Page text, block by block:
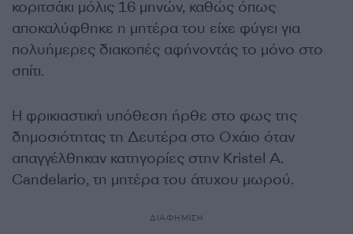
κοριτσάκι μόλις 16 μηνών, καθώς όπως
αποκαλύφθηκε η μητέρα του είχε φύγει για
πολυήμερες διακοπές αφήνοντάς το μόνο στο
σπίτι.
Η φρικιαστική υπόθεση ήρθε στο φως της
δημοσιότητας τη Δευτέρα στο Οχάιο όταν
απαγγέλθηκαν κατηγορίες στην Kristel A.
Candelario, τη μητέρα του άτυχου μωρού.
ΔΙΑΦΗΜΙΣΗ